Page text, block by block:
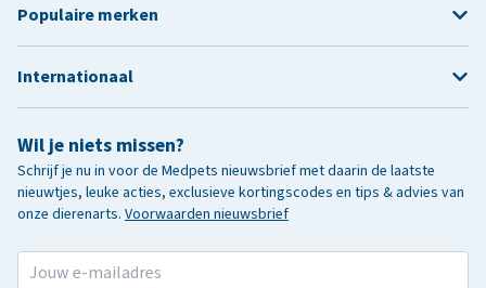
Wil je niets missen?
Schrijf je nu in voor de Medpets nieuwsbrief met daarin de laatste
nieuwtjes, leuke acties, exclusieve kortingscodes en tips & advies van
onze dierenarts. Voorwaarden nieuwsbrief
Populaire merken
Internationaal